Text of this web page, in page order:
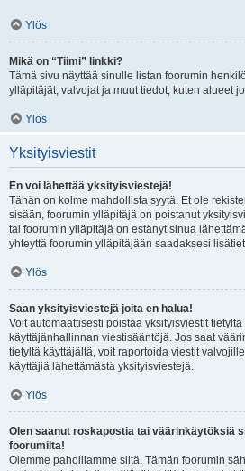
Ylös
Mikä on “Tiimi” linkki?
Tämä sivu näyttää sinulle listan foorumin
ylläpitäjät, valvojat ja muut tiedot, kuten alueet
Ylös
Yksityisviestit
En voi lähettää yksityisviestejä!
Tähän on kolme mahdollista syytä. Et ole
sisään, foorumin ylläpitäjä on poistanut
tai foorumin ylläpitäjä on estänyt sinua
yhteyttä foorumin ylläpitäjään saadaksesi
Ylös
Saan yksityisviestejä joita en halua!
Voit automaattisesti poistaa yksityisviestit
käyttäjänhallinnan viestisääntöjä. Jos saat
tietyltä käyttäjältä, voit raportoida viestit
käyttäjiä lähettämästä yksityisviestejä.
Ylös
Olen saanut roskapostia tai väärinkäytöksiä
foorumilta!
Olemme pahoillamme siitä. Tämän foorumin